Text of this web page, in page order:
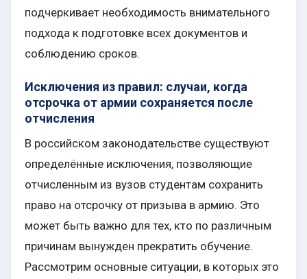
подчеркивает необходимость внимательного
подхода к подготовке всех документов и
соблюдению сроков.
Исключения из правил: случаи, когда
отсрочка от армии сохраняется после
отчисления
В российском законодательстве существуют
определённые исключения, позволяющие
отчисленным из вузов студентам сохранить
право на отсрочку от призыва в армию. Это
может быть важно для тех, кто по различным
причинам вынужден прекратить обучение.
Рассмотрим основные ситуации, в которых это